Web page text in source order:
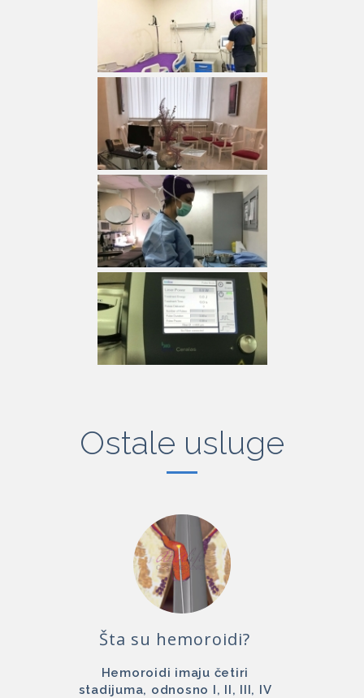
Ostale usluge
Šta su hemoroidi?
Hemoroidi imaju četiri
stadijuma, odnosno I, II, III, IV